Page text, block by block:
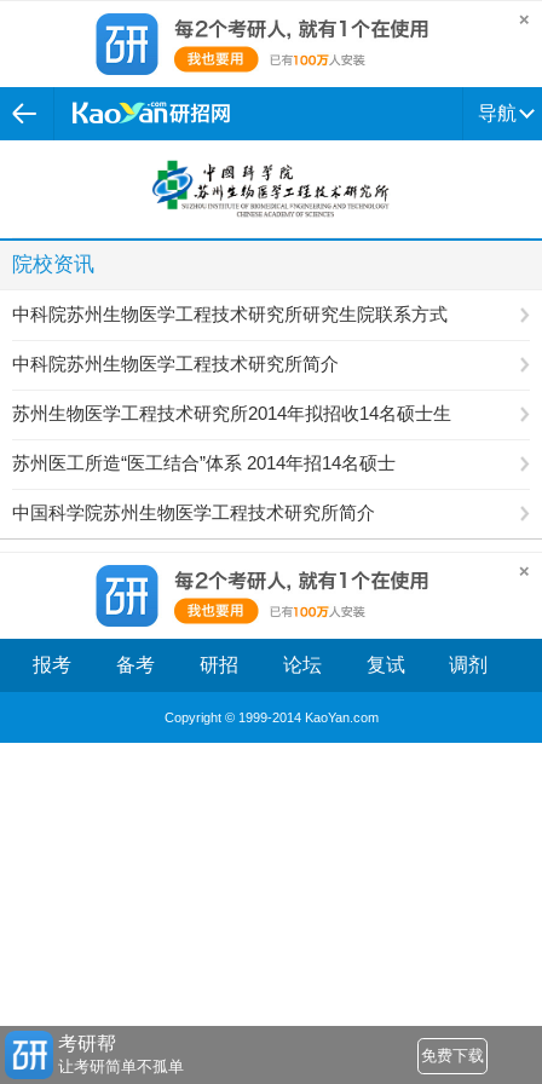
导航
院校资讯
中科院苏州生物医学工程技术研究所研究生院联系方式
中科院苏州生物医学工程技术研究所简介
苏州生物医学工程技术研究所2014年拟招收14名硕士生
苏州医工所造“医工结合”体系 2014年招14名硕士
中国科学院苏州生物医学工程技术研究所简介
报考 备考 研招 论坛 复试 调剂
Copyright © 1999-2014 KaoYan.com
考研帮
让考研简单不孤单
免费下载